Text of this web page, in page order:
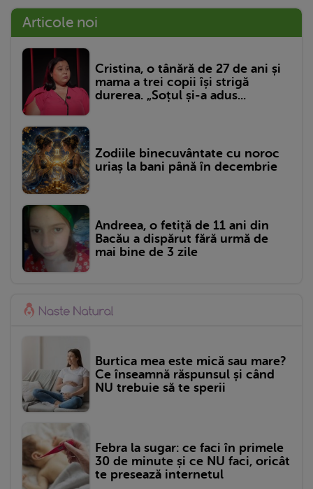
Articole noi
Cristina, o tânără de 27 de ani și
mama a trei copii își strigă
durerea. „Soțul și-a adus...
Zodiile binecuvântate cu noroc
uriaș la bani până în decembrie
Andreea, o fetiță de 11 ani din
Bacău a dispărut fără urmă de
mai bine de 3 zile
Burtica mea este mică sau mare?
Ce înseamnă răspunsul și când
NU trebuie să te sperii
Febra la sugar: ce faci în primele
30 de minute și ce NU faci, oricât
te presează internetul